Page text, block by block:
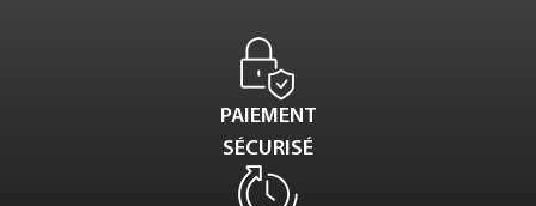
PAIEMENT
SÉCURISÉ